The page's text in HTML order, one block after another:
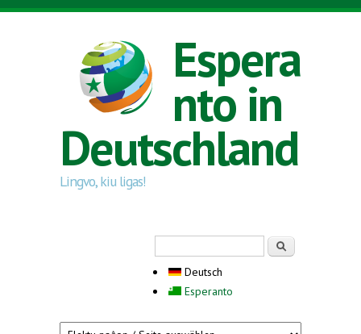
Direkt zum Inhalt
Espera
nto in
Deutschland
Lingvo, kiu ligas!
Deutsch
Esperanto